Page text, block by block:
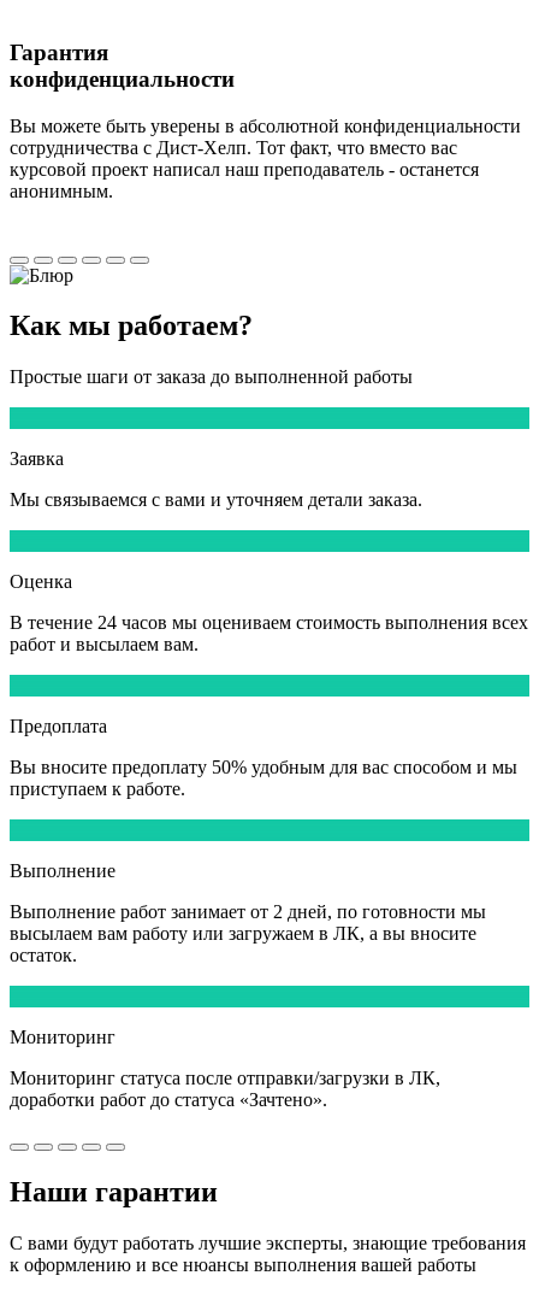
Гарантия
конфиденциальности
Вы можете быть уверены в абсолютной конфиденциальности
сотрудничества с Дист-Хелп. Тот факт, что вместо вас
курсовой проект написал наш преподаватель - останется
анонимным.
Как мы работаем?
Простые шаги от заказа до выполненной работы
Заявка
Мы связываемся с вами и уточняем детали заказа.
Оценка
В течение 24 часов мы оцениваем стоимость выполнения всех
работ и высылаем вам.
Предоплата
Вы вносите предоплату 50% удобным для вас способом и мы
приступаем к работе.
Выполнение
Выполнение работ занимает от 2 дней, по готовности мы
высылаем вам работу или загружаем в ЛК, а вы вносите
остаток.
Мониторинг
Мониторинг статуса после отправки/загрузки в ЛК,
доработки работ до статуса «Зачтено».
Наши гарантии
С вами будут работать лучшие эксперты, знающие требования
к оформлению и все нюансы выполнения вашей работы